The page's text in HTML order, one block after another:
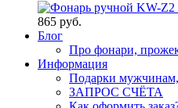
865 руб.
Блог
Про фонари,
Информация
Подарки
ЗАПРОС СЧЁТА